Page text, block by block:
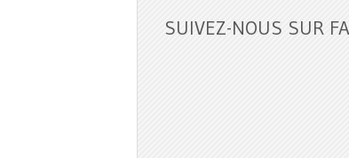
SUIVEZ-NOUS SUR